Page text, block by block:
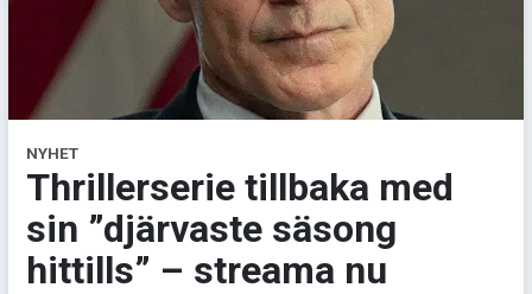
NYHET
Thrillerserie tillbaka med
sin ”djärvaste säsong
hittills” – streama nu